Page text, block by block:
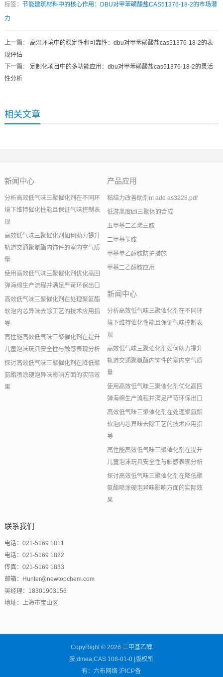
标签： 节能建筑材料中的核心作用：DBU对甲苯磺酸盐CAS51376-18-2的市场潜
力
上一篇： 高温环境中的稳定性和可靠性：dbu对甲苯磺酸盐cas51376-18-2的表
现评估
下一篇： 定制化项目中的多功能应用：dbu对甲苯磺酸盐cas51376-18-2的灵活
性分析
相关文章
新闻中心
分析高效低气味三聚催化剂在不同环
境下维持催化性能且保证气味控制表
现
高效低气味三聚催化剂如何助力提升
轨道交通聚氨酯内饰件的室内空气质
量
使用高效低气味三聚催化剂优化高回
弹海绵生产流程并满足严苛环保出口
高效低气味三聚催化剂在处理聚氨酯
软泡内芯异味去除工艺的技术应用指
导
高性能高效低气味三聚催化剂在提升
儿童泡沫玩具安全性与触感表现分析
探讨高效低气味三聚催化剂在降低聚
氨酯喷涂硬泡异味影响方面的实际效
果
产品应用
粘结力改善助剂nt add as3228.pdf
低游离度tdi三聚体的合成
五甲基二乙烯三胺
二甲基苄胺
甲基单乙醇胺防护措施
甲基二乙醇胺应用
新闻中心
分析高效低气味三聚催化剂在不同环
境下维持催化性能且保证气味控制表
现
高效低气味三聚催化剂如何助力提升
轨道交通聚氨酯内饰件的室内空气质
量
使用高效低气味三聚催化剂优化高回
弹海绵生产流程并满足严苛环保出口
高效低气味三聚催化剂在处理聚氨酯
软泡内芯异味去除工艺的技术应用指
导
高性能高效低气味三聚催化剂在提升
儿童泡沫玩具安全性与触感表现分析
探讨高效低气味三聚催化剂在降低聚
氨酯喷涂硬泡异味影响方面的实际效
果
联系我们
电话：021-5169 1811
电话：021-5169 1822
传真：021-5169 1833
邮箱：Hunter@newtopchem.com
吴经理：18301903156
地址：上海市宝山区
CopyRight © 2026 二甲基乙醇
胺,dmea,CAS 108-01-0 |版权所
有：六布网络沪ICP备